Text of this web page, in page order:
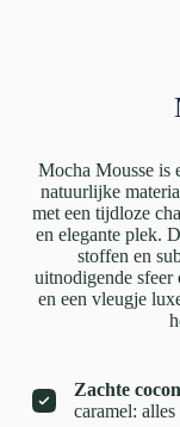
Mocha Mousse is
natuurlijke
met een tijdloze
en elegante plek.
stoffen en
uitnodigende sfeer
en een vleugje
Zachte
caramel: